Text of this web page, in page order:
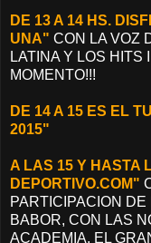
DE 13 A 14 HS.
UNA" CON LA VOZ
LATINA Y LOS
MOMENTO!!!
DE 14 A 15 ES EL
2015"
A LAS 15 Y HASTA
DEPORTIVO.COM"
PARTICIPACION
BABOR, CON LAS
ACADEMIA, EL